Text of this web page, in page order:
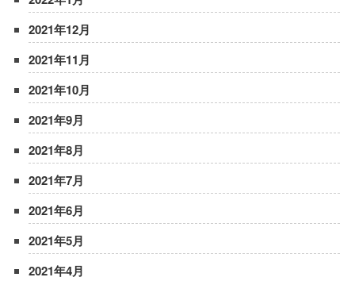
2021年12月
2021年11月
2021年10月
2021年9月
2021年8月
2021年7月
2021年6月
2021年5月
2021年4月